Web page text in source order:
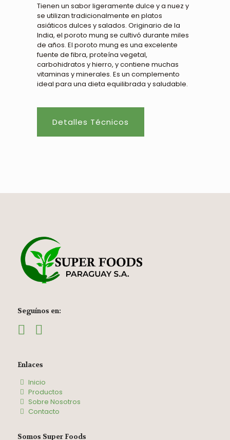
Tienen un sabor ligeramente dulce y a nuez y
se utilizan tradicionalmente en platos
asiáticos dulces y salados. Originario de la
India, el poroto mung se cultivó durante miles
de años. El poroto mung es una excelente
fuente de fibra, proteína vegetal,
carbohidratos y hierro, y contiene muchas
vitaminas y minerales. Es un complemento
ideal para una dieta equilibrada y saludable.
Detalles Técnicos
Seguínos en:
Enlaces
Inicio
Productos
Sobre Nosotros
Contacto
Somos Super Foods